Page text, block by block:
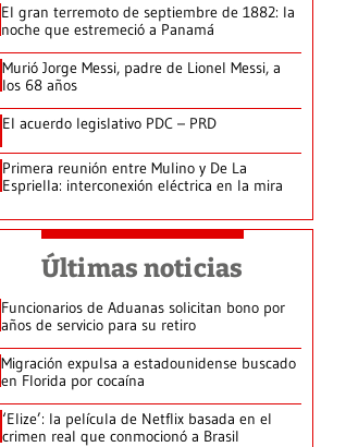
El gran terremoto de septiembre de 1882: la
noche que estremeció a Panamá
Murió Jorge Messi, padre de Lionel Messi, a
los 68 años
El acuerdo legislativo PDC – PRD
Primera reunión entre Mulino y De La
Espriella: interconexión eléctrica en la mira
Últimas noticias
Funcionarios de Aduanas solicitan bono por
años de servicio para su retiro
Migración expulsa a estadounidense buscado
en Florida por cocaína
‘Elize’: la película de Netflix basada en el
crimen real que conmocionó a Brasil